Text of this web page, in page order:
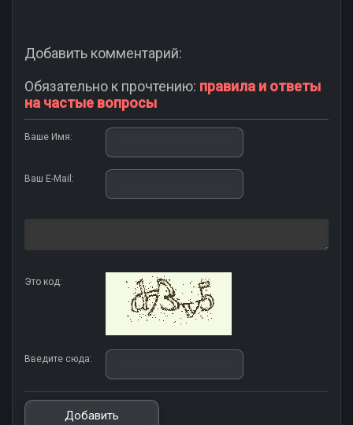
Добавить комментарий:
Обязательно к прочтению: правила и ответы
на частые вопросы
Ваше Имя:
Ваш E-Mail:
Это код:
Введите сюда: